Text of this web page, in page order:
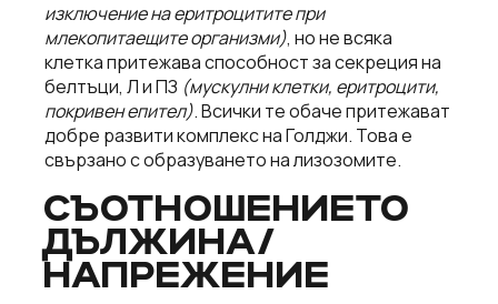
изключение на еритроцитите при
млекопитаещите организми), но не всяка
клетка притежава способност за секреция на
белтъци, Л и ПЗ (мускулни клетки, еритроцити,
покривен епител). Всички те обаче притежават
добре развити комплекс на Голджи. Това е
свързано с образуването на лизозомите.
СЪОТНОШЕНИЕТО
ДЪЛЖИНА/
НАПРЕЖЕНИЕ